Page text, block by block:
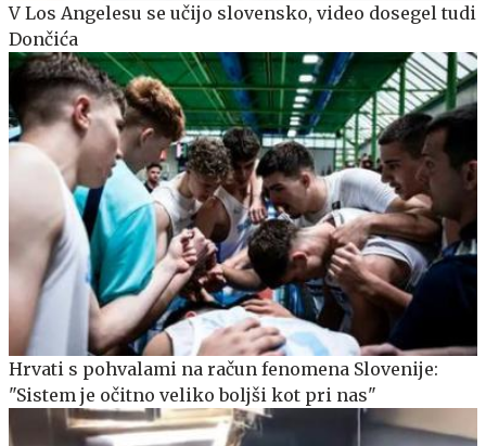
V Los Angelesu se učijo slovensko, video dosegel tudi
Dončića
Hrvati s pohvalami na račun fenomena Slovenije:
"Sistem je očitno veliko boljši kot pri nas"